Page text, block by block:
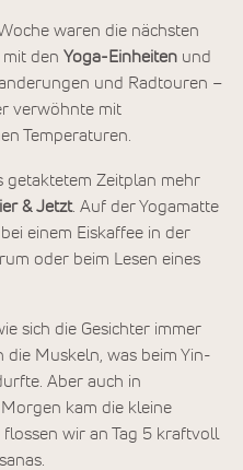
waren die nächsten
den Yoga-Einheiten und
und Radtouren –
verwöhnte mit
Temperaturen.
getaktetem Zeitplan mehr
& Jetzt. Auf der Yogamatte
einem Eiskaffee in der
oder beim Lesen eines
sich die Gesichter immer
Muskeln, was beim Yin-
Aber auch in
kam die kleine
wir an Tag 5 kraftvoll